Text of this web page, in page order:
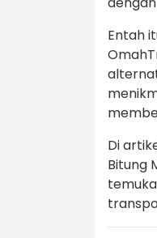
Entah
Di
Bitung